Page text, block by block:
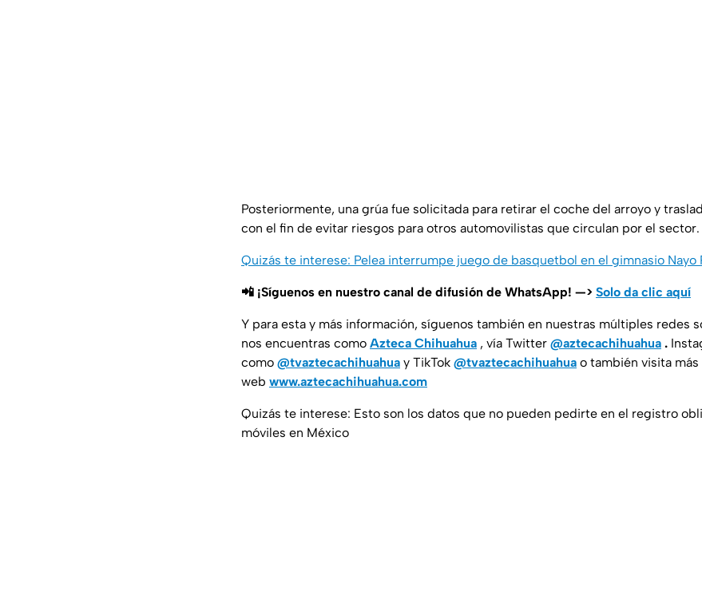
Posteriormente, una grúa fue solicitada para retirar el coche del arroyo y
con el fin de evitar riesgos para otros automovilistas que circulan por el sector.
Quizás te interese: Pelea interrumpe juego de basquetbol en el gimnasio Nayo
📲 ¡Síguenos en nuestro canal de difusión de WhatsApp! —> Solo da clic aquí
Y para esta y más información, síguenos también en nuestras múltiples redes
nos encuentras como Azteca Chihuahua , vía Twitter @aztecachihuahua .
como @tvaztecachihuahua y TikTok @tvaztecachihuahua o también visita
web www.aztecachihuahua.com
Quizás te interese: Esto son los datos que no pueden pedirte en el registro
móviles en México